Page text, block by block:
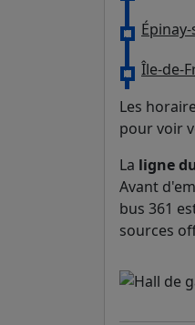
Île-de-
Les
pour voir
La ligne
Avant
bus 361
sources